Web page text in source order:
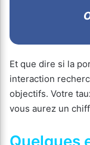
Et que dire si la
interaction
objectifs. Votre
vous aurez un
Quelques